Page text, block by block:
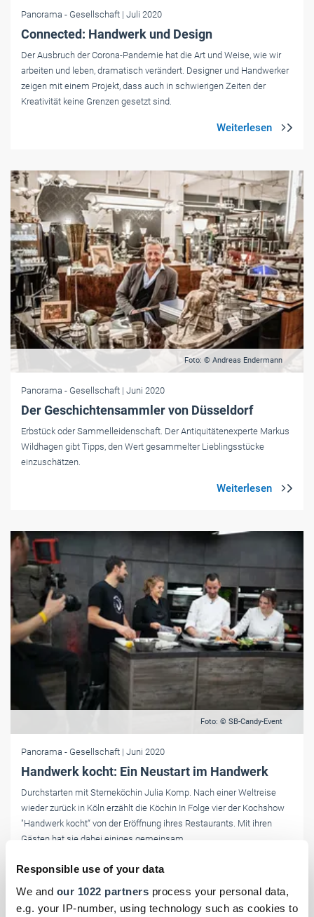
Responsible use of your data
We and our 1022 partners process your personal data,
e.g. your IP-number, using technology such as cookies to
Panorama - Gesellschaft | Juli 2020
Connected: Handwerk und Design
Der Ausbruch der Corona-Pandemie hat die Art und Weise, wie wir
arbeiten und leben, dramatisch verändert. Designer und Handwerker
zeigen mit einem Projekt, dass auch in schwierigen Zeiten der
Kreativität keine Grenzen gesetzt sind.
Foto: © Andreas Endermann
Panorama - Gesellschaft | Juni 2020
Der Geschichtensammler von Düsseldorf
Erbstück oder Sammelleidenschaft. Der Antiquitätenexperte Markus
Wildhagen gibt Tipps, den Wert gesammelter Lieblingsstücke
einzuschätzen.
Foto: © SB-Candy-Event
Panorama - Gesellschaft | Juni 2020
Handwerk kocht: Ein Neustart im Handwerk
Durchstarten mit Sterneköchin Julia Komp. Nach einer Weltreise
wieder zurück in Köln erzählt die Köchin In Folge vier der Kochshow
"Handwerk kocht“ von der Eröffnung ihres Restaurants. Mit ihren
Gästen hat sie dabei einiges gemeinsam.